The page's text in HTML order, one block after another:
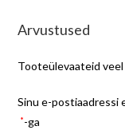
Arvustused
Tooteülevaateid veel
Sinu e-postiaadressi
*-ga